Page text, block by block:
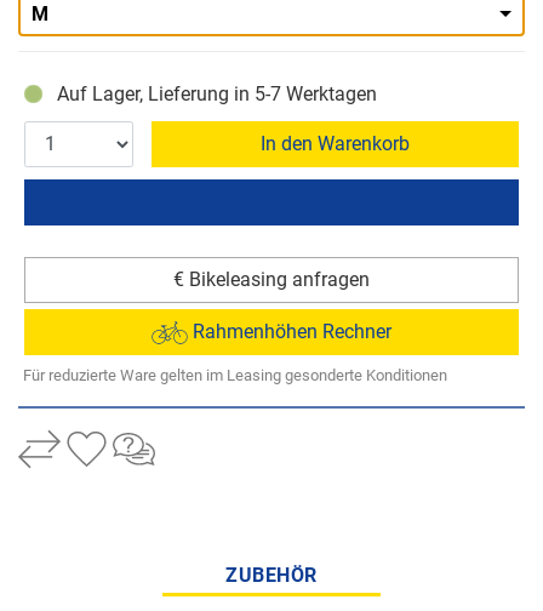
M
Auf Lager, Lieferung in 5-7 Werktagen
In den Warenkorb
€ Bikeleasing anfragen
Rahmenhöhen Rechner
Für reduzierte Ware gelten im Leasing gesonderte Konditionen
ZUBEHÖR